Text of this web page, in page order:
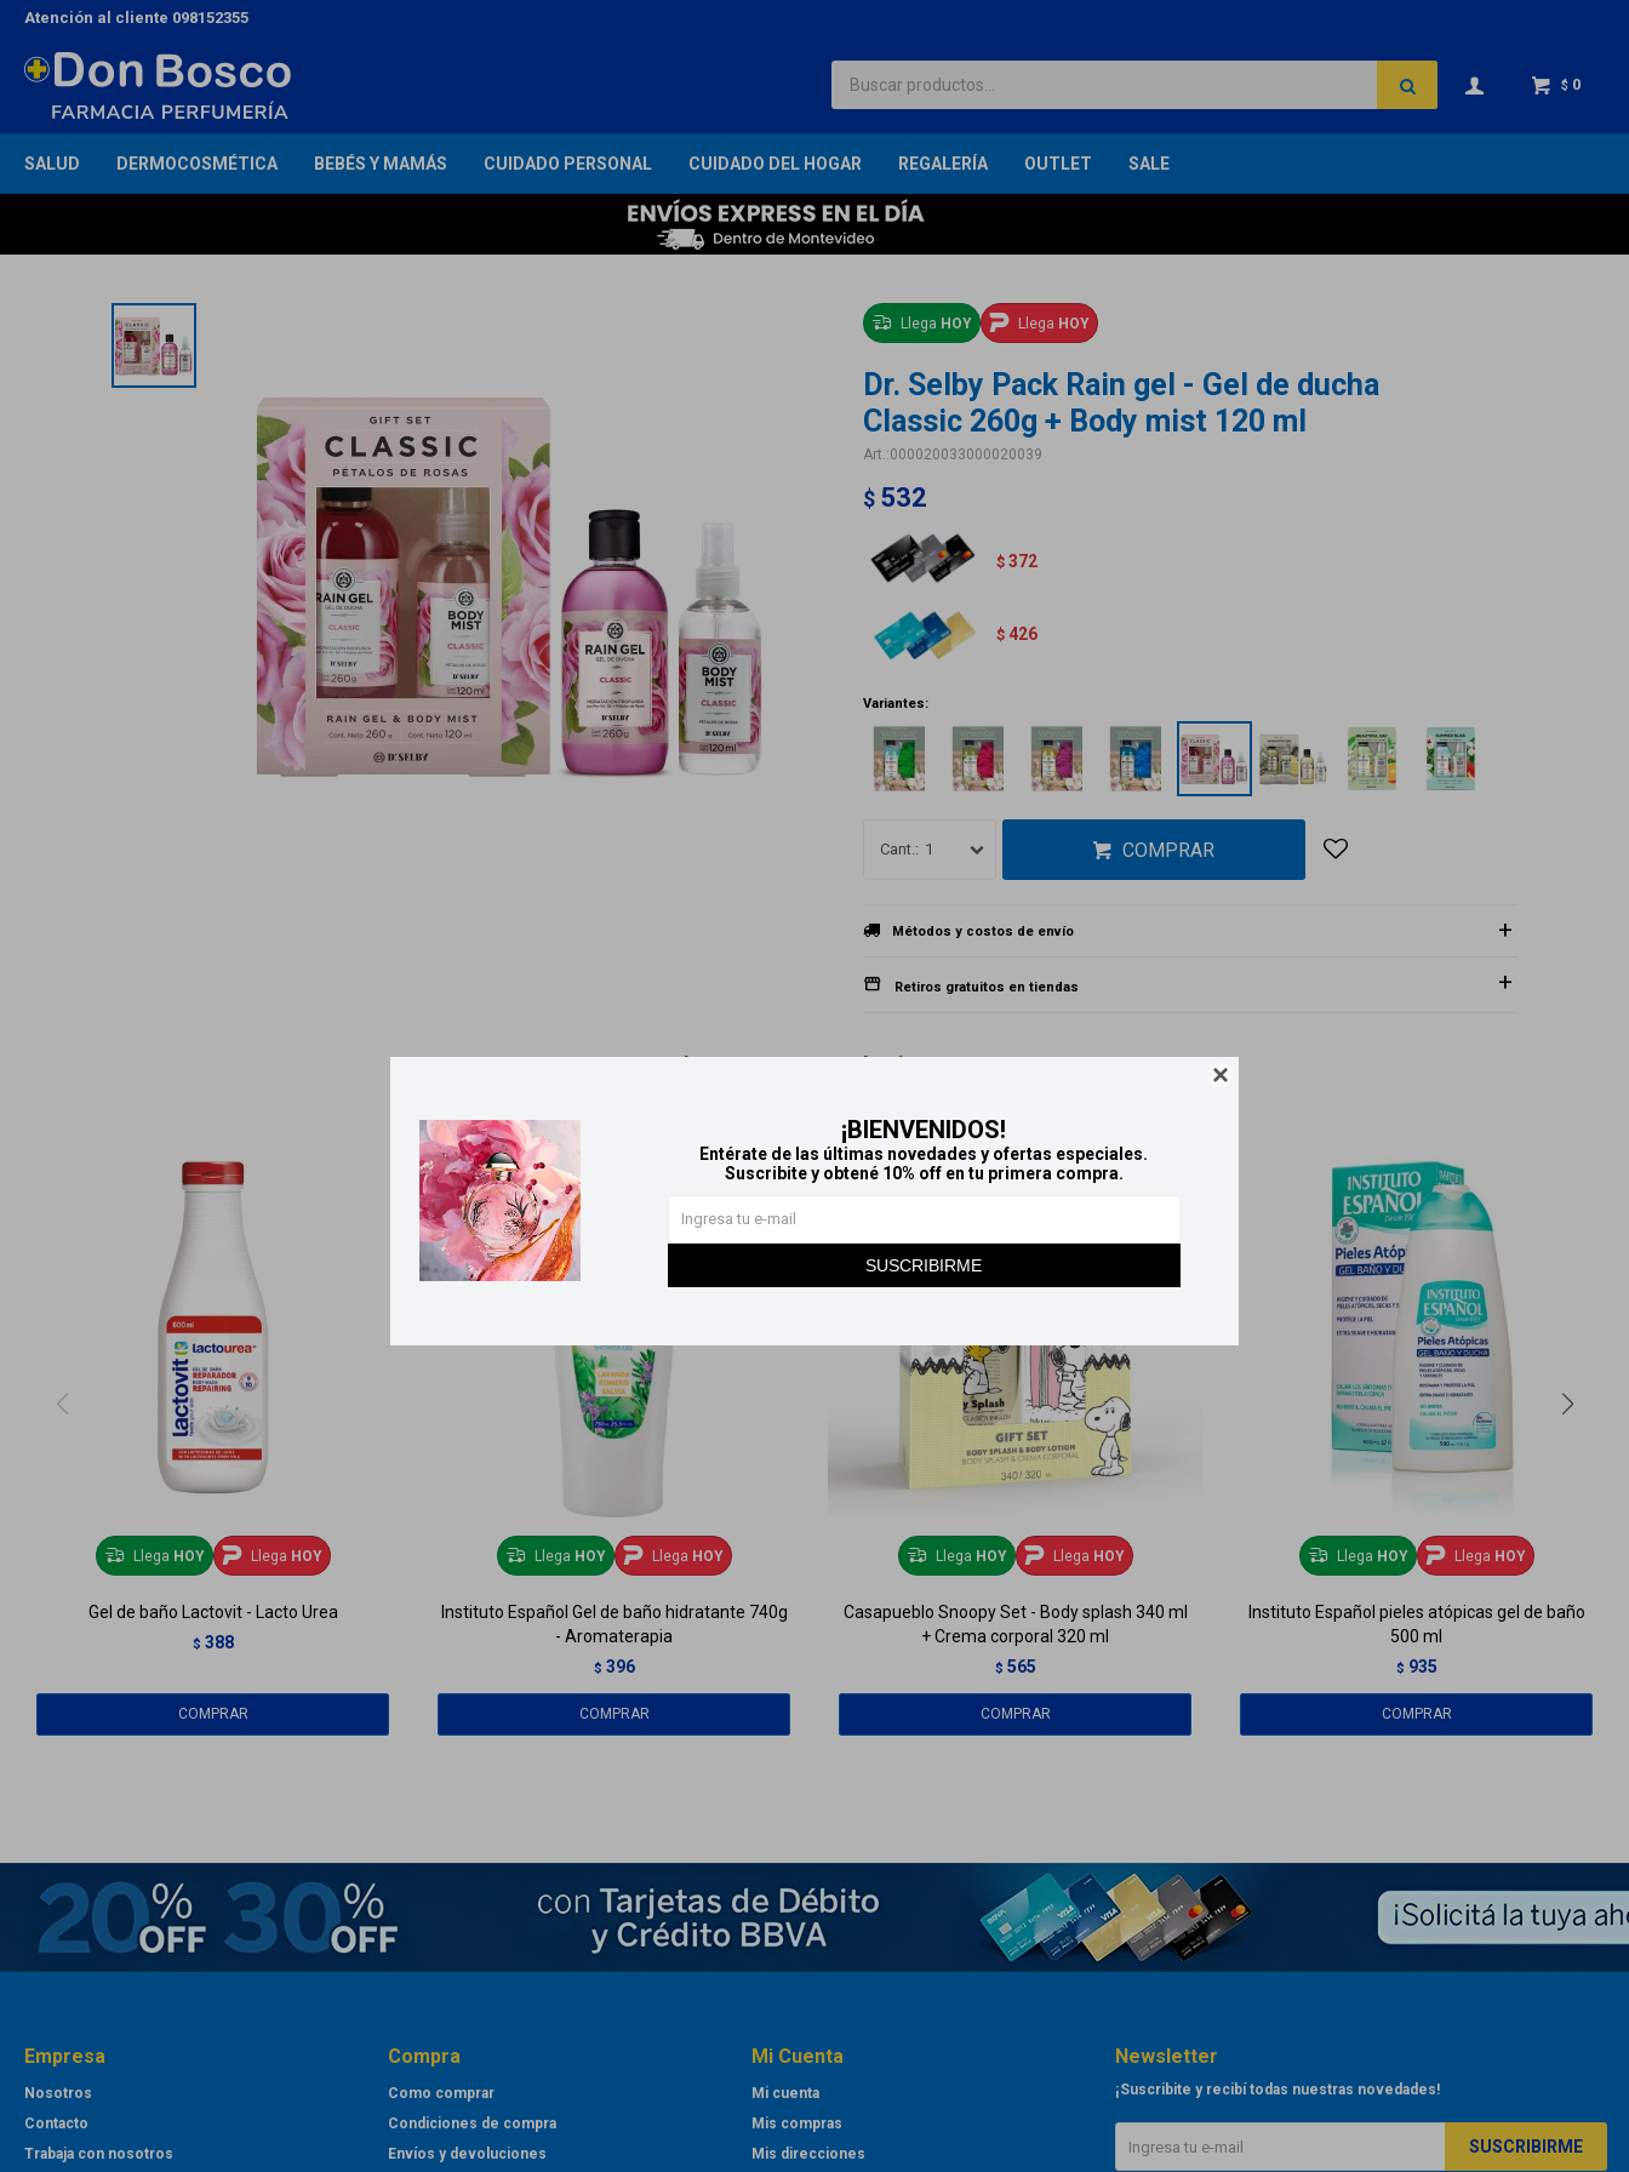

¡BIENVENIDOS!
Entérate de las últimas novedades y ofertas especiales.
Suscribite y obtené 10% off en tu primera compra.
SUSCRIBIRME
SALUD DERMOCOSMÉTICA BEBÉS Y MAMÁS CUIDADO PERSONAL CUIDADO DEL HOGAR REGALERÍA OUTLET SALE
$ 0
Atención al cliente 098152355
Llega HOY Llega HOY
Dr. Selby Pack Rain gel - Gel de ducha
Classic 260g + Body mist 120 ml
000020033000020039
$ 532
$ 372
$ 426
Variantes:
1 COMPRAR
Métodos y costos de envío
Retiros gratuitos en tiendas
Productos que te pueden interesar
Llega HOY Llega HOY
Gel de baño Lactovit - Lacto Urea
$ 388
Llega HOY Llega HOY
Instituto Español Gel de baño hidratante 740g
- Aromaterapia
$ 396
Llega HOY Llega HOY
Casapueblo Snoopy Set - Body splash 340 ml
+ Crema corporal 320 ml
$ 565
Llega HOY Llega HOY
Instituto Español pieles atópicas gel de baño
500 ml
$ 935
Empresa
Nosotros
Contacto
Trabaja con nosotros
Compra
Como comprar
Condiciones de compra
Envíos y devoluciones
Mi Cuenta
Mi cuenta
Mis compras
Mis direcciones
Newsletter
¡Suscribite y recibí todas nuestras novedades!
SUSCRIBIRME